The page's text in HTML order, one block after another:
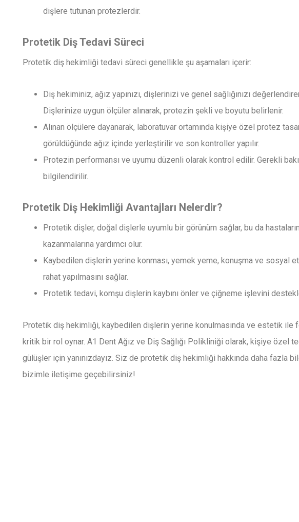
dişlere tutunan protezlerdir.
Protetik Diş Tedavi Süreci
Protetik diş hekimliği tedavi süreci genellikle şu aşamaları içerir:
Diş hekiminiz, ağız yapınızı, dişlerinizi ve genel sağlığınızı
Dişlerinize uygun ölçüler alınarak, protezin şekli ve boyutu belirlenir.
Alınan ölçülere dayanarak, laboratuvar ortamında kişiye özel protez
görüldüğünde ağız içinde yerleştirilir ve son kontroller yapılır.
Protezin performansı ve uyumu düzenli olarak kontrol edilir. Gerekli
bilgilendirilir.
Protetik Diş Hekimliği Avantajları Nelerdir?
Protetik dişler, doğal dişlerle uyumlu bir görünüm sağlar, bu da
kazanmalarına yardımcı olur.
Kaybedilen dişlerin yerine konması, yemek yeme, konuşma ve sosyal
rahat yapılmasını sağlar.
Protetik tedavi, komşu dişlerin kaybını önler ve çiğneme işlevini
Protetik diş hekimliği, kaybedilen dişlerin yerine konulmasında ve estetik ile
kritik bir rol oynar. A1 Dent Ağız ve Diş Sağlığı Polikliniği olarak, kişiye özel
gülüşler için yanınızdayız. Siz de protetik diş hekimliği hakkında daha fazla
bizimle iletişime geçebilirsiniz!